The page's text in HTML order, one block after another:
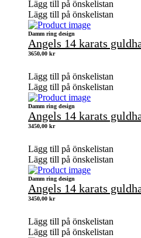
Lägg till på önskelistan
Lägg till på önskelistan
Damm ring design
Angels 14 karats
3650,00 kr
Lägg till på önskelistan
Lägg till på önskelistan
Damm ring design
Angels 14 karats
3450,00 kr
Lägg till på önskelistan
Lägg till på önskelistan
Damm ring design
Angels 14 karats
3450,00 kr
Lägg till på önskelistan
Lägg till på önskelistan